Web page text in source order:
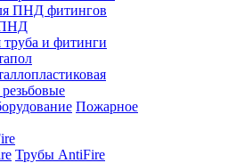
ПНД фитингов
ПНД
труба и фитинги
Пожарное
Трубы AntiFire